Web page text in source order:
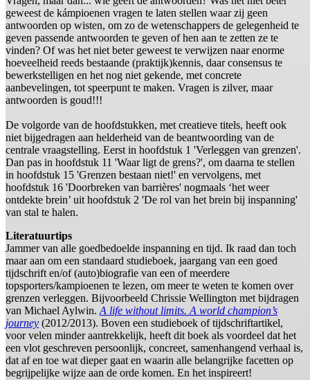
geweest de kámpioenen vragen te laten stellen waar zij geen
antwoorden op wisten, om zo de wetenschappers de gelegenheid te
geven passende antwoorden te geven of hen aan te zetten ze te
vinden? Of was het niet beter geweest te verwijzen naar enorme
hoeveelheid reeds bestaande (praktijk)kennis, daar consensus te
bewerkstelligen en het nog niet gekende, met concrete
aanbevelingen, tot speerpunt te maken. Vragen is zilver, maar
antwoorden is goud!!!
De volgorde van de hoofdstukken, met creatieve titels, heeft ook
niet bijgedragen aan helderheid van de beantwoording van de
centrale vraagstelling. Eerst in hoofdstuk 1 'Verleggen van grenzen'.
Dan pas in hoofdstuk 11 'Waar ligt de grens?', om daarna te stellen
in hoofdstuk 15 'Grenzen bestaan niet!' en vervolgens, met
hoofdstuk 16 'Doorbreken van barrières' nogmaals ‘het weer
ontdekte brein’ uit hoofdstuk 2 'De rol van het brein bij inspanning'
van stal te halen.
Literatuurtips
Jammer van alle goedbedoelde inspanning en tijd. Ik raad dan toch
maar aan om een standaard studieboek, jaargang van een goed
tijdschrift en/of (auto)biografie van een of meerdere
topsporters/kampioenen te lezen, om meer te weten te komen over
grenzen verleggen. Bijvoorbeeld Chrissie Wellington met bijdragen
van Michael Aylwin.A life without limits. A world champion’s
journey (2012/2013). Boven een studieboek of tijdschriftartikel,
voor velen minder aantrekkelijk, heeft dit boek als voordeel dat het
een vlot geschreven persoonlijk, concreet, samenhangend verhaal is,
dat af en toe wat dieper gaat en waarin alle belangrijke facetten op
begrijpelijke wijze aan de orde komen. En het inspireert!